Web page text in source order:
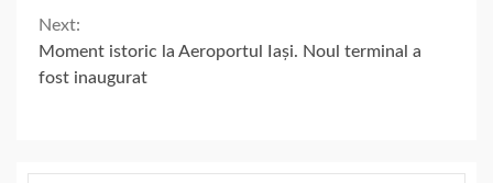
Next:
Moment istoric la Aeroportul Iași. Noul terminal a
fost inaugurat